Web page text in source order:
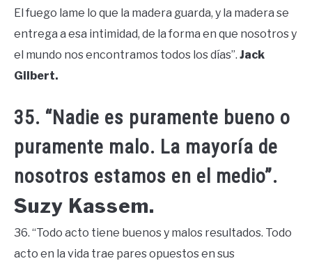
El fuego lame lo que la madera guarda, y la madera se
entrega a esa intimidad, de la forma en que nosotros y
el mundo nos encontramos todos los días”. Jack
Gilbert.
35. “Nadie es puramente bueno o
puramente malo. La mayoría de
nosotros estamos en el medio”.
Suzy Kassem.
36. “Todo acto tiene buenos y malos resultados. Todo
acto en la vida trae pares opuestos en sus